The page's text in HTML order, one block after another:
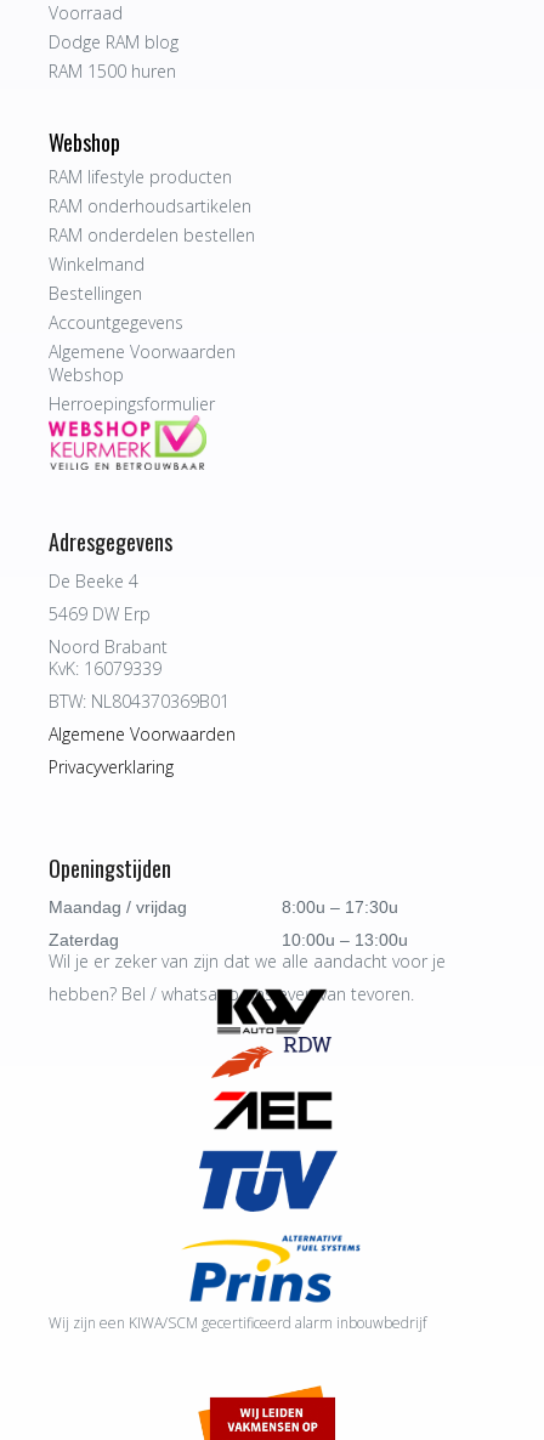
Voorraad
Dodge RAM blog
RAM 1500 huren
Webshop
RAM lifestyle producten
RAM onderhoudsartikelen
RAM onderdelen bestellen
Winkelmand
Bestellingen
Accountgegevens
Algemene Voorwaarden
Webshop
Herroepingsformulier
Adresgegevens
De Beeke 4
5469 DW Erp
Noord Brabant
KvK: 16079339
BTW: NL804370369B01
Algemene Voorwaarden
Privacyverklaring
Openingstijden
Maandag / vrijdag
8:00u – 17:30u
Zaterdag
10:00u – 13:00u
Wil je er zeker van zijn dat we alle aandacht voor je
hebben? Bel / whatsapp ons even van tevoren.
Wij zijn een KIWA/SCM gecertificeerd alarm inbouwbedrijf